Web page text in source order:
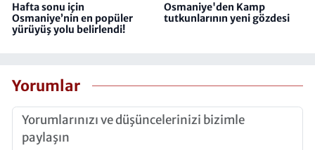
Hafta sonu için
Osmaniye’nin en popüler
yürüyüş yolu belirlendi!
Osmaniye'den Kamp
tutkunlarının yeni gözdesi
Yorumlar